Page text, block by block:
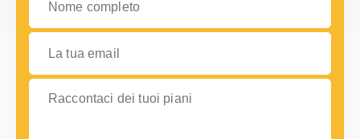
La tua email
Raccontaci dei tuoi piani